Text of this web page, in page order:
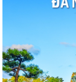
ĐĂNG NHẬP ĐẠI LÝ